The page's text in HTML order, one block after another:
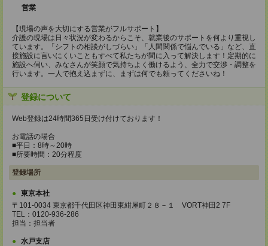
営業
【現場の声を大切にする営業がフルサポート】
介護の現場は日々状況が変わるからこそ、就業後のサポートを何より重視し
ています。「シフトの相談がしづらい」「人間関係で悩んでいる」など、直
接施設に言いにくいこともすべて私たちが間に入って解決します！定期的に
施設へ伺い、みなさんが笑顔で気持ちよく働けるよう、全力で交渉・調整を
行います。一人で抱え込まずに、まずは何でも頼ってくださいね！
登録について
Web登録は24時間365日受け付けております！
お電話の場合
■平日：8時～20時
■所要時間：20分程度
登録場所
東京本社
〒101-0034 東京都千代田区神田東紺屋町２８－１ VORT神田2 7F
TEL：0120-936-286
担当：担当者
水戸支店